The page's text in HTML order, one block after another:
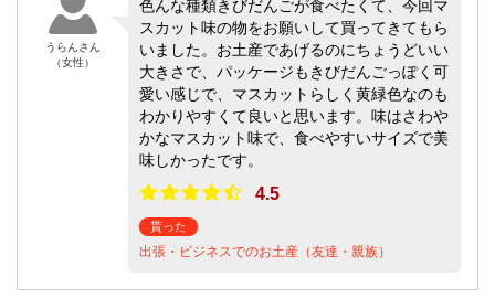
うらんさん
（女性）
色んな種類きびだんごが食べたくて、今回マ
スカット味の物をお願いして買ってきてもら
いました。お土産であげるのにちょうどいい
大きさで、パッケージもきびだんごっぽく可
愛い感じで、マスカットらしく黄緑色なのも
わかりやすくて良いと思います。味はさわや
かなマスカット味で、食べやすいサイズで美
味しかったです。
4.5
貰った
出張・ビジネスでのお土産（友達・親族）